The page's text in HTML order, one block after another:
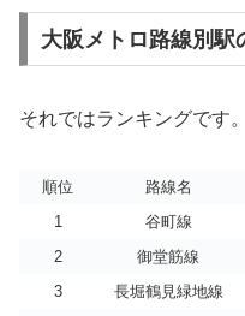
大阪メトロ路線別駅
それではランキングです。
順位 路線名
1
谷町線
2
御堂筋線
3
長堀鶴見緑地線